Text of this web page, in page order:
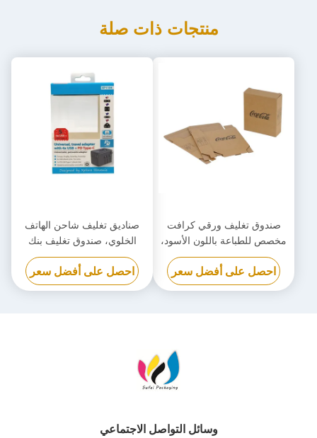
منتجات ذات صلة
صندوق تغليف ورقي كرافت
مخصص للطباعة باللون الأسود،
صندوق من الورق المقوى
صديق للبيئة
احصل على أفضل سعر
صناديق تغليف شاحن الهاتف
الخلوي، صندوق تغليف بنك
الطاقة القابل للتحلل الحيوي
مخصص
احصل على أفضل سعر
وسائل التواصل الاجتماعي